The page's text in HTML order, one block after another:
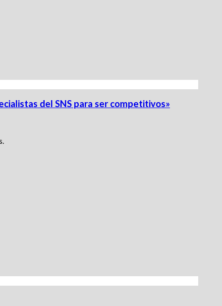
del SNS para ser competitivos»